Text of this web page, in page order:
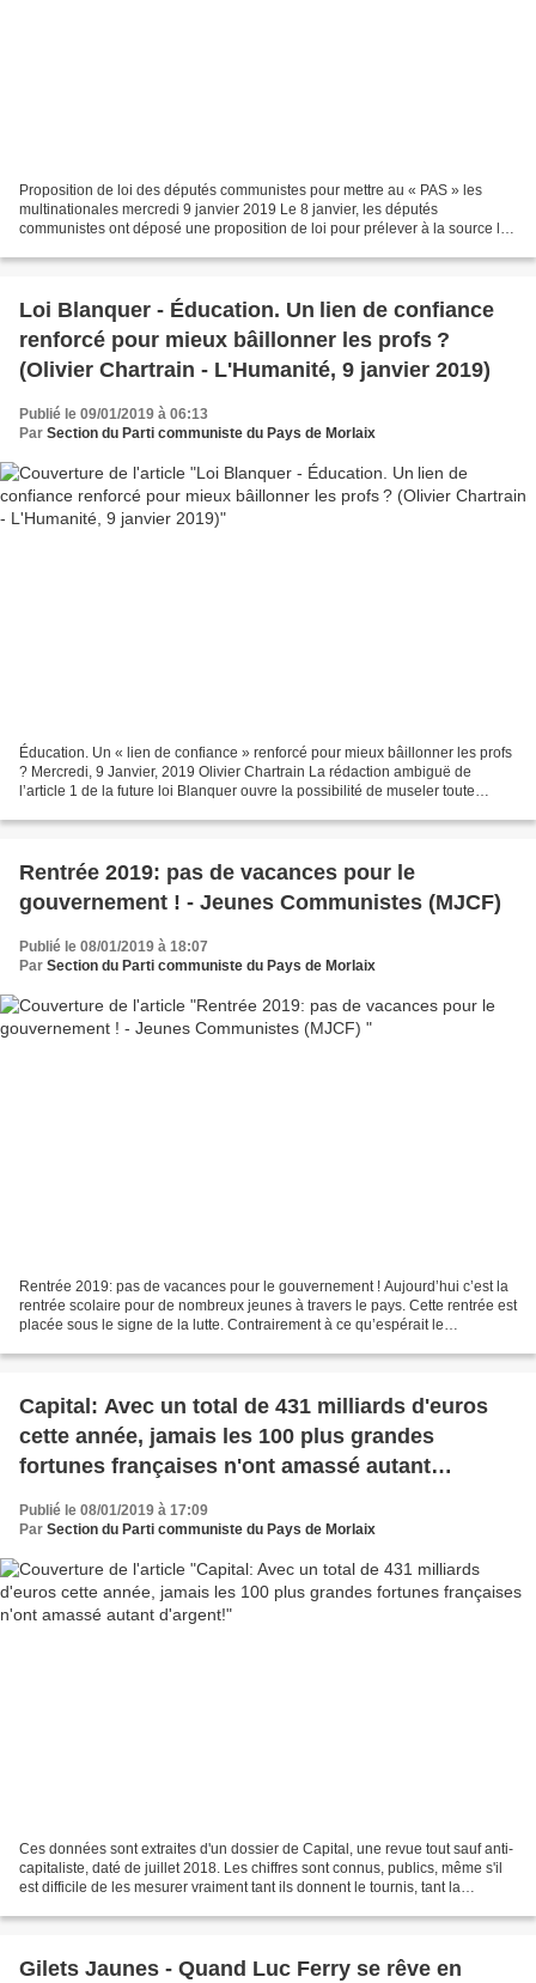
Proposition de loi des députés communistes pour mettre au « PAS » les
multinationales mercredi 9 janvier 2019 Le 8 janvier, les députés
communistes ont déposé une proposition de loi pour prélever à la source les
Loi Blanquer - Éducation. Un lien de confiance
renforcé pour mieux bâillonner les profs ?
(Olivier Chartrain - L'Humanité, 9 janvier 2019)
Publié le 09/01/2019 à 06:13
Par Section du Parti communiste du Pays de Morlaix
Éducation. Un « lien de confiance » renforcé pour mieux bâillonner les profs
? Mercredi, 9 Janvier, 2019 Olivier Chartrain La rédaction ambiguë de
l’article 1 de la future loi Blanquer ouvre la possibilité de museler toute
Rentrée 2019: pas de vacances pour le
gouvernement ! - Jeunes Communistes (MJCF)
Publié le 08/01/2019 à 18:07
Par Section du Parti communiste du Pays de Morlaix
Rentrée 2019: pas de vacances pour le gouvernement ! Aujourd’hui c’est la
rentrée scolaire pour de nombreux jeunes à travers le pays. Cette rentrée est
placée sous le signe de la lutte. Contrairement à ce qu’espérait le
Capital: Avec un total de 431 milliards d'euros
cette année, jamais les 100 plus grandes
fortunes françaises n'ont amassé autant
Publié le 08/01/2019 à 17:09
Par Section du Parti communiste du Pays de Morlaix
Ces données sont extraites d'un dossier de Capital, une revue tout sauf anti-
capitaliste, daté de juillet 2018. Les chiffres sont connus, publics, même s'il
est difficile de les mesurer vraiment tant ils donnent le tournis, tant la
Gilets Jaunes - Quand Luc Ferry se rêve en